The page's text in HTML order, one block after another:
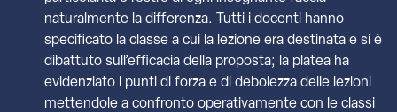
naturalmente la differenza. Tutti i docenti hanno
specificato la classe a cui la lezione era destinata e si è
dibattuto sull’efficacia della proposta; la platea ha
evidenziato i punti di forza e di debolezza delle lezioni
mettendole a confronto operativamente con le classi